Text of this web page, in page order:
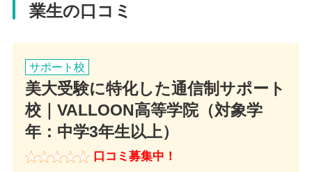
アクセス
045-548-6500
アクセス
JR/東急/相鉄/京急/ブルーライン 横浜駅 450m
045-985-0675
アクセス
東急田園都市線 青葉台駅 650m
業生の口コミ
サポート校
美大受験に特化した通信制サポート
校｜VALLOON高等学院（対象学
年：中学3年生以上）
口コミ募集中！